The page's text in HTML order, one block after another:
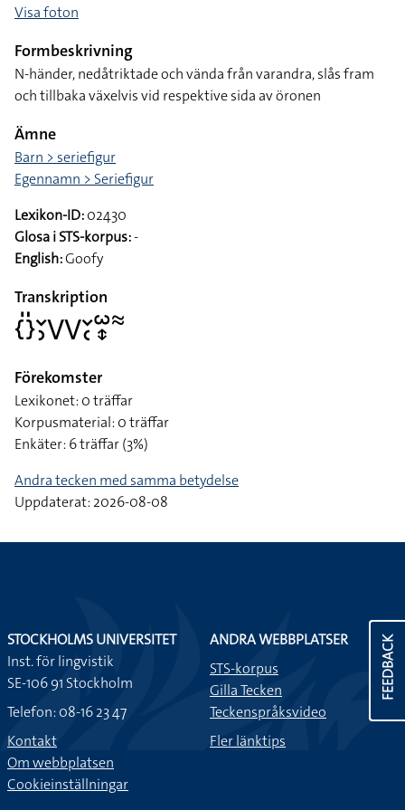
Visa foton
Formbeskrivning
N-händer, nedåtriktade och vända från varandra, slås fram
och tillbaka växelvis vid respektive sida av öronen
Ämne
Barn > seriefigur
Egennamn > Seriefigur
Lexikon-ID:02430
Glosa i STS-korpus:-
English:Goofy
Transkription
􌤾􌤺􌥖􌤶􌤭􌤭􌥖􌥗􌥱􌦋􌦇
Förekomster
Lexikonet: 0 träffar
Korpusmaterial: 0 träffar
Enkäter: 6 träffar (3%)
Andra tecken med samma betydelse
Uppdaterat: 2026-08-08
FEEDBACK
STOCKHOLMS UNIVERSITET
Inst. för lingvistik
SE-106 91 Stockholm
Telefon: 08-16 23 47
Kontakt
Om webbplatsen
Cookieinställningar
ANDRA WEBBPLATSER
STS-korpus
Gilla Tecken
Teckenspråksvideo
Fler länktips